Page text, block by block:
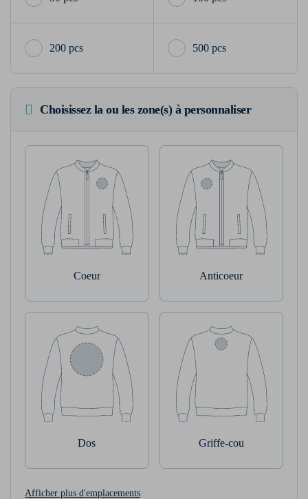
200 pcs 500 pcs
Choisissez la ou les zone(s) à personnaliser
Coeur Anticoeur
Dos Griffe-cou
Afficher plus d'emplacements